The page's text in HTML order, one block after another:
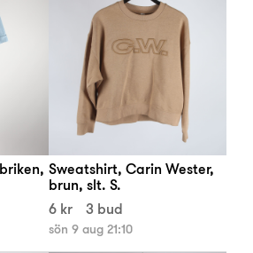
Sweatshirt, Carin Wester,
brun, slt. S.
6 kr
3 bud
sön 9 aug 21:10